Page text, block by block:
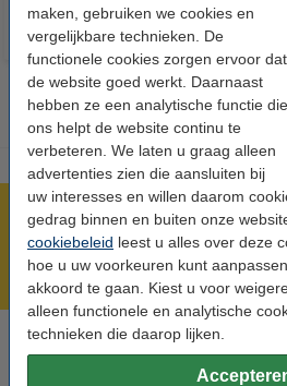
maken, gebruiken we cookies en
vergelijkbare technieken. De
functionele cookies zorgen ervoor dat
de website goed werkt. Daarnaast
hebben ze een analytische functie die
ons helpt de website continu te
verbeteren. We laten u graag alleen
advertenties zien die aansluiten bij
uw interesses en willen daarom
gedrag binnen en buiten onze
cookiebeleid leest u alles over deze
hoe u uw voorkeuren kunt
akkoord te gaan. Kiest u voor
alleen functionele en analytische
technieken die daarop lijken.
Meer dan 5 miljoen klanten!
Voor 22.00 uur besteld, morgen in
Hulp nodig? Bel ons op
Op werkdagen van 8.30 tot